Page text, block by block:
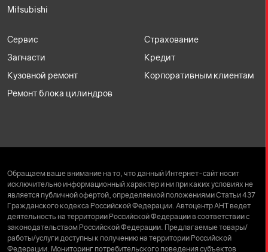
Mitsubishi
Сервис
Запчасти
Кузовной ремонт
Ремонт блока цилиндров
Страхование
Кредит
Корпоративным клиентам
Обращаем ваше внимание на то, что данный Интернет-сайт носит
исключительно информационный характер и ни при каких условиях не
является публичной офертой, определяемой положениями Статьи 437
Гражданского кодекса Российской Федерации. Автоцентр АНТ ведет
деятельность на территории Российской Федерации в соответствии с
законодательством Российской Федерации. Предлагаемые товары/
работы/услуги доступны к получению на территории Российской
Федерации. Мониторинг потребительского поведения субъектов